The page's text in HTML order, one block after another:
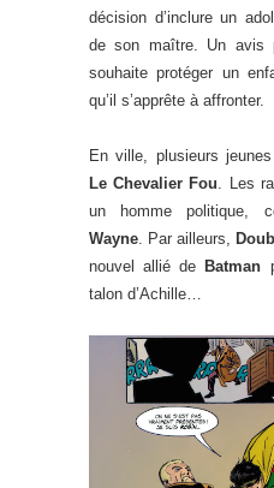
décision d’inclure un
de son maître. Un avis
souhaite protéger un
qu’il s’apprête à affronter.
En ville, plusieurs
Le Chevalier Fou. Les
un homme politique,
Wayne. Par ailleurs,
nouvel allié de Batman
talon d’Achille…